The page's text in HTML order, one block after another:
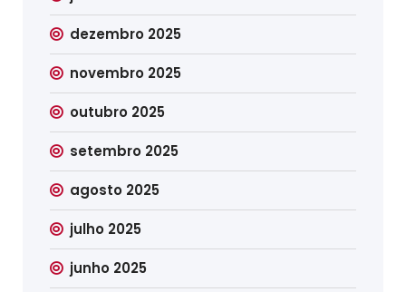
dezembro 2025
novembro 2025
outubro 2025
setembro 2025
agosto 2025
julho 2025
junho 2025